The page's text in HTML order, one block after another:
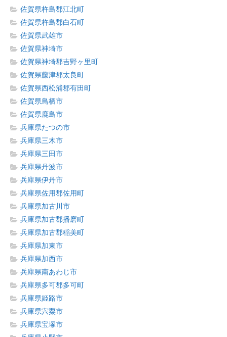
佐賀県杵島郡江北町
佐賀県杵島郡白石町
佐賀県武雄市
佐賀県神埼市
佐賀県神埼郡吉野ヶ里町
佐賀県藤津郡太良町
佐賀県西松浦郡有田町
佐賀県鳥栖市
佐賀県鹿島市
兵庫県たつの市
兵庫県三木市
兵庫県三田市
兵庫県丹波市
兵庫県伊丹市
兵庫県佐用郡佐用町
兵庫県加古川市
兵庫県加古郡播磨町
兵庫県加古郡稲美町
兵庫県加東市
兵庫県加西市
兵庫県南あわじ市
兵庫県多可郡多可町
兵庫県姫路市
兵庫県宍粟市
兵庫県宝塚市